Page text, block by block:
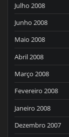
Julho 2008
Junho 2008
Maio 2008
Abril 2008
Março 2008
Fevereiro 2008
Janeiro 2008
Dezembro 2007